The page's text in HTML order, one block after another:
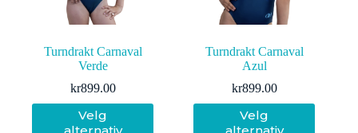
Turndrakt Carnaval
Verde
kr899.00
Velg
Dette
produktet
Turndrakt Carnaval
Azul
kr899.00
Velg
Dette
produktet